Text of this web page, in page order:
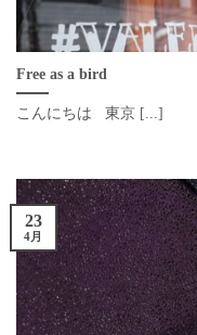
Free as a bird
こんにちは 東京 [...]
23
4月